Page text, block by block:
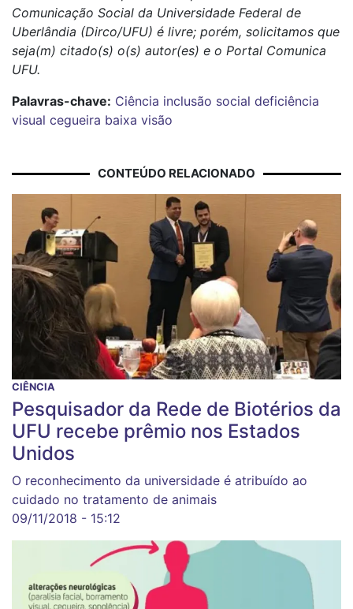
Comunicação Social da Universidade Federal de
Uberlândia (Dirco/UFU) é livre; porém, solicitamos que
seja(m) citado(s) o(s) autor(es) e o Portal Comunica
UFU.
Palavras-chave: Ciência inclusão social deficiência
visual cegueira baixa visão
CONTEÚDO RELACIONADO
CIÊNCIA
Pesquisador da Rede de Biotérios da
UFU recebe prêmio nos Estados
Unidos
O reconhecimento da universidade é atribuído ao
cuidado no tratamento de animais
09/11/2018 - 15:12